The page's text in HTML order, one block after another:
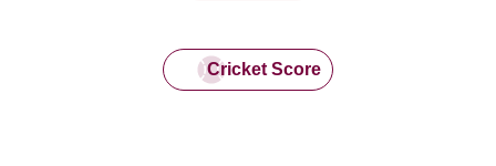
Cricket Score